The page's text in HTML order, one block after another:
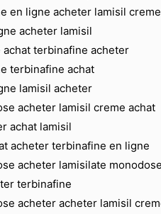
en ligne acheter lamisil creme
acheter lamisil
terbinafine acheter
terbinafine achat
lamisil acheter
acheter lamisil creme achat
achat lamisil
acheter terbinafine en ligne
acheter lamisilate
terbinafine
acheter acheter lamisil